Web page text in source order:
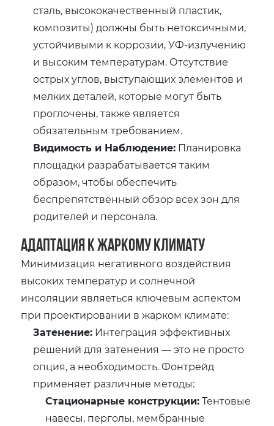
сталь, высококачественный пластик,
композиты) должны быть нетоксичными,
устойчивыми к коррозии, УФ-излучению
и высоким температурам. Отсутствие
острых углов, выступающих элементов и
мелких деталей, которые могут быть
проглочены, также является
обязательным требованием.
Видимость и Наблюдение: Планировка
площадки разрабатывается таким
образом, чтобы обеспечить
беспрепятственный обзор всех зон для
родителей и персонала.
Адаптация к Жаркому Климату
Минимизация негативного воздействия
высоких температур и солнечной
инсоляции являеться ключевым аспектом
при проектировании в жарком климате:
Затенение: Интеграция эффективных
решений для затенения — это не просто
опция, а необходимость. Фонтрейд
применяет различные методы:
Стационарные конструкции:Тентовые
навесы, перголы, мембранные